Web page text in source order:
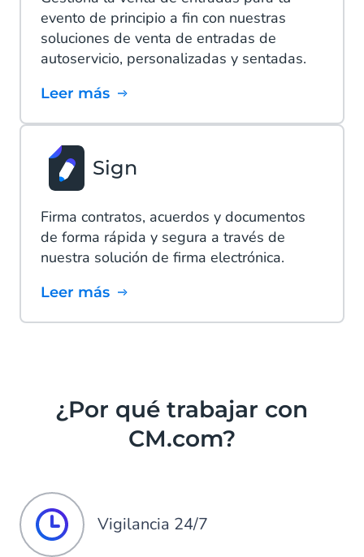
evento de principio a fin con nuestras
soluciones de venta de entradas de
autoservicio, personalizadas y sentadas.
Leer más
Sign
Firma contratos, acuerdos y documentos
de forma rápida y segura a través de
nuestra solución de firma electrónica.
Leer más
¿Por qué trabajar con
CM.com?
Vigilancia 24/7